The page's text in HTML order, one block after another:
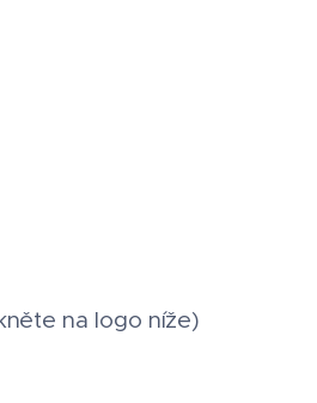
na logo níže)